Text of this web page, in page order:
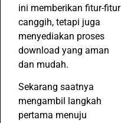
ini memberikan fitur-fitur
canggih, tetapi juga
menyediakan proses
download yang aman
dan mudah.
Sekarang saatnya
mengambil langkah
pertama menuju